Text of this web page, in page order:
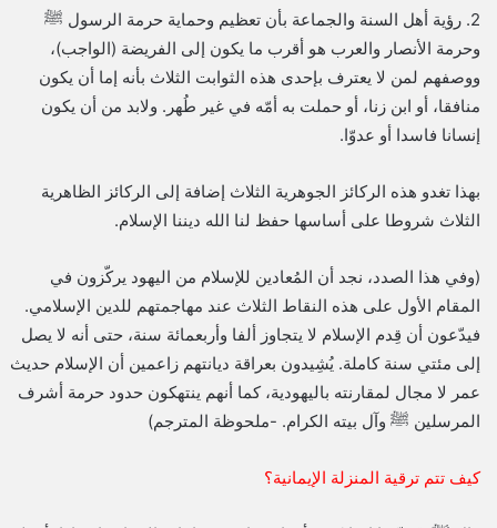
2. رؤية أهل السنة والجماعة بأن تعظيم وحماية حرمة الرسول ﷺ
وحرمة الأنصار والعرب هو أقرب ما يكون إلى الفريضة (الواجب)،
ووصفهم لمن لا يعترف بإحدى هذه الثوابت الثلاث بأنه إما أن يكون
منافقا، أو ابن زنا، أو حملت به أمّه في غير طُهر. ولابد من أن يكون
إنسانا فاسدا أو عدوّا.
بهذا تغدو هذه الركائز الجوهرية الثلاث إضافة إلى الركائز الظاهرية
الثلاث شروطا على أساسها حفظ لنا الله ديننا الإسلام.
(وفي هذا الصدد، نجد أن المُعادين للإسلام من اليهود يركّزون في
المقام الأول على هذه النقاط الثلاث عند مهاجمتهم للدين الإسلامي.
فيدّعون أن قِدم الإسلام لا يتجاوز ألفا وأربعمائة سنة، حتى أنه لا يصل
إلى مئتي سنة كاملة. يُشِيدون بعراقة ديانتهم زاعمين أن الإسلام حديث
عمر لا مجال لمقارنته باليهودية، كما أنهم ينتهكون حدود حرمة أشرف
المرسلين ﷺ وآل بيته الكرام. -ملحوظة المترجم)
كيف تتم ترقية المنزلة الإيمانية؟